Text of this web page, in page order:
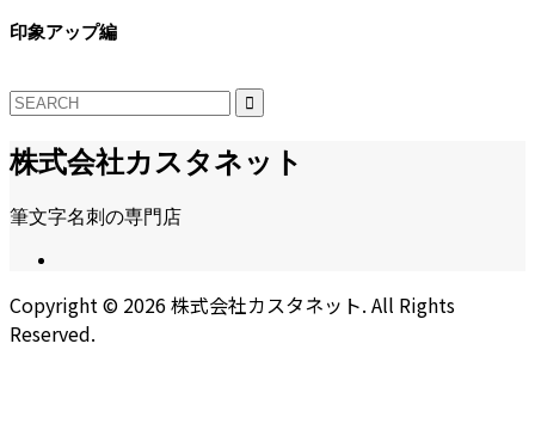
印象アップ編
株式会社カスタネット
筆文字名刺の専門店
Copyright © 2026株式会社カスタネット. All Rights
Reserved.